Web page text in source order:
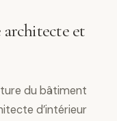
et
du bâtiment
d’intérieur